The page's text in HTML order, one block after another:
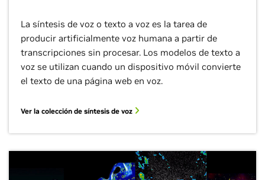
La síntesis de voz o texto a voz es la tarea de
producir artificialmente voz humana a partir de
transcripciones sin procesar. Los modelos de texto a
voz se utilizan cuando un dispositivo móvil convierte
el texto de una página web en voz.
Ver la colección de síntesis de voz